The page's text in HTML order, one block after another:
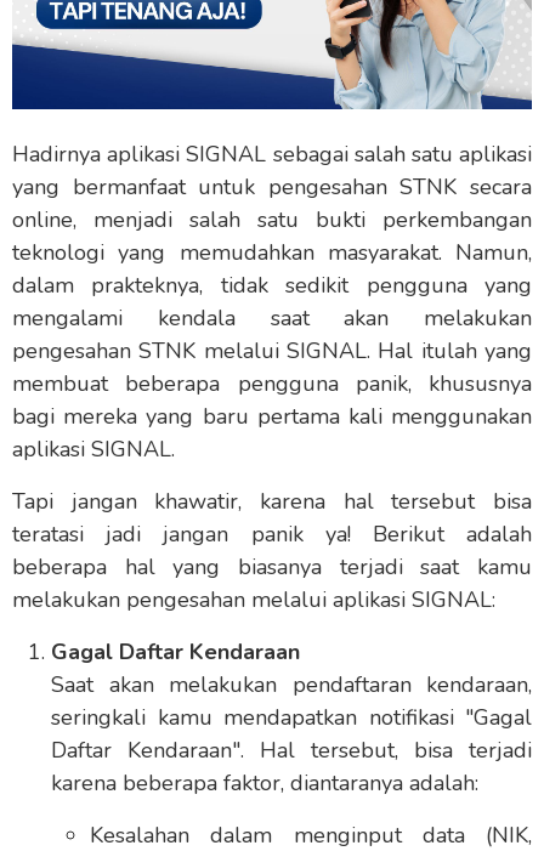
Hadirnya aplikasi SIGNAL sebagai salah satu aplikasi
yang bermanfaat untuk pengesahan STNK secara
online, menjadi salah satu bukti perkembangan
teknologi yang memudahkan masyarakat. Namun,
dalam prakteknya, tidak sedikit pengguna yang
mengalami kendala saat akan melakukan
pengesahan STNK melalui SIGNAL. Hal itulah yang
membuat beberapa pengguna panik, khususnya
bagi mereka yang baru pertama kali menggunakan
aplikasi SIGNAL.
Tapi jangan khawatir, karena hal tersebut bisa
teratasi jadi jangan panik ya! Berikut adalah
beberapa hal yang biasanya terjadi saat kamu
melakukan pengesahan melalui aplikasi SIGNAL:
Gagal Daftar Kendaraan
Saat akan melakukan pendaftaran kendaraan,
seringkali kamu mendapatkan notifikasi "Gagal
Daftar Kendaraan". Hal tersebut, bisa terjadi
karena beberapa faktor, diantaranya adalah:
Kesalahan dalam menginput data (NIK,